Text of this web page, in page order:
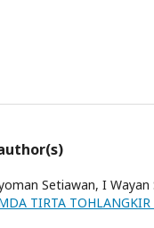
Setiawan, I Wayan
TIRTA